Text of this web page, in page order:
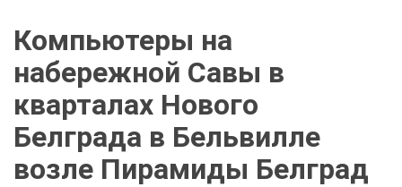
Компьютеры на
набережной Савы в
кварталах Нового
Белграда в Бельвилле
возле Пирамиды Белград